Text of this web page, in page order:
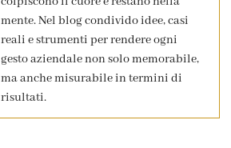
mente. Nel blog condivido idee, casi
reali e strumenti per rendere ogni
gesto aziendale non solo memorabile,
ma anche misurabile in termini di
risultati.